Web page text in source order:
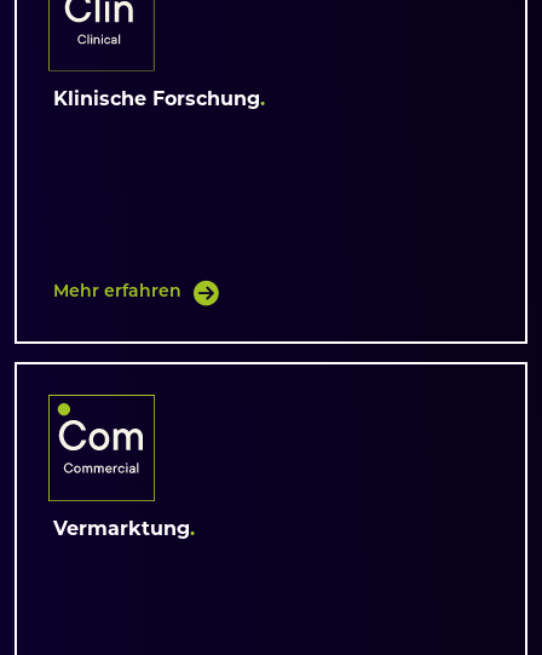
Klinische Forschung
Mehr erfahren
Vermarktung